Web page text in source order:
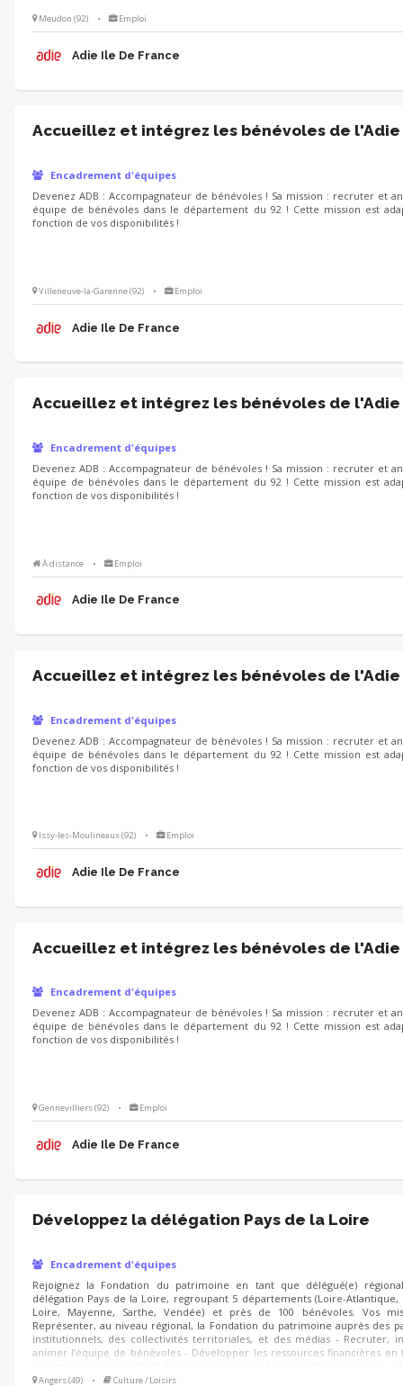
Meudon (92) • Emploi
Adie Ile De France
Accueillez et intégrez les bénévoles de l'Adie
Encadrement d'équipes
Devenez ADB : Accompagnateur de bénévoles ! Sa mission : recruter et
équipe de bénévoles dans le département du 92 ! Cette mission est
fonction de vos disponibilités !
Villeneuve-la-Garenne (92) • Emploi
Adie Ile De France
Accueillez et intégrez les bénévoles de l'Adie
Encadrement d'équipes
Devenez ADB : Accompagnateur de bénévoles ! Sa mission : recruter et
équipe de bénévoles dans le département du 92 ! Cette mission est
fonction de vos disponibilités !
À distance • Emploi
Adie Ile De France
Accueillez et intégrez les bénévoles de l'Adie
Encadrement d'équipes
Devenez ADB : Accompagnateur de bénévoles ! Sa mission : recruter et
équipe de bénévoles dans le département du 92 ! Cette mission est
fonction de vos disponibilités !
Issy-les-Moulineaux (92) • Emploi
Adie Ile De France
Accueillez et intégrez les bénévoles de l'Adie
Encadrement d'équipes
Devenez ADB : Accompagnateur de bénévoles ! Sa mission : recruter et
équipe de bénévoles dans le département du 92 ! Cette mission est
fonction de vos disponibilités !
Gennevilliers (92) • Emploi
Adie Ile De France
Développez la délégation Pays de la Loire
Encadrement d'équipes
Rejoignez la Fondation du patrimoine en tant que délégué(e)
délégation Pays de la Loire, regroupant 5 départements (Loire-Atlantique,
Loire, Mayenne, Sarthe, Vendée) et près de 100 bénévoles. Vos
Représenter, au niveau régional, la Fondation du patrimoine auprès des
institutionnels, des collectivités territoriales, et des médias - Recruter,
animer l’équipe de bénévoles - Développer les ressources financières en
oeuvre dans la région les axes stratégiques de la Fondation, au
Angers (49) • Culture / Loisirs